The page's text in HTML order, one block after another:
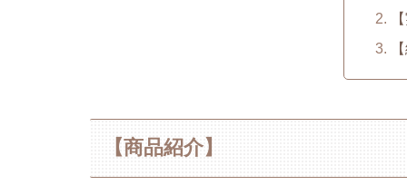
【商品紹介】